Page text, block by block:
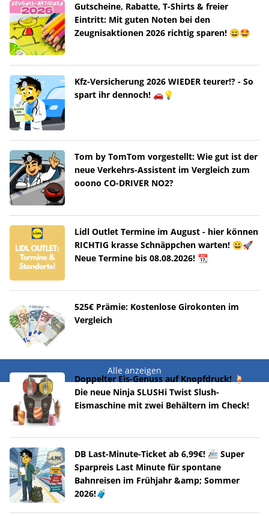
Gutscheine, Rabatte, T-Shirts & freier
Eintritt: Mit guten Noten bei den
Zeugnisaktionen 2026 richtig sparen! 😀🤩
Kfz-Versicherung 2026 WIEDER teurer!? - So
spart ihr dennoch! 🚗💡
Tom by TomTom vorgestellt: Wie gut ist der
neue Verkehrs-Assistent im Vergleich zum
ooono CO-DRIVER NO2?
Lidl Outlet Termine im August - hier können
RICHTIG krasse Schnäppchen warten! 😀🚀
Neue Termine bis 08.08.2026! 📆
525€ Prämie: Kostenlose Girokonten im
Vergleich
Alle anzeigen
Doppelter Eis-Genuss auf Knopfdruck! 🍹
Die neue Ninja SLUSHi Twist Slush-
Eismaschine mit zwei Behältern im Check!
DB Last-Minute-Ticket ab 6,99€! 🚈 Super
Sparpreis Last Minute für spontane
Bahnreisen im Frühjahr &amp; Sommer
2026!🧳